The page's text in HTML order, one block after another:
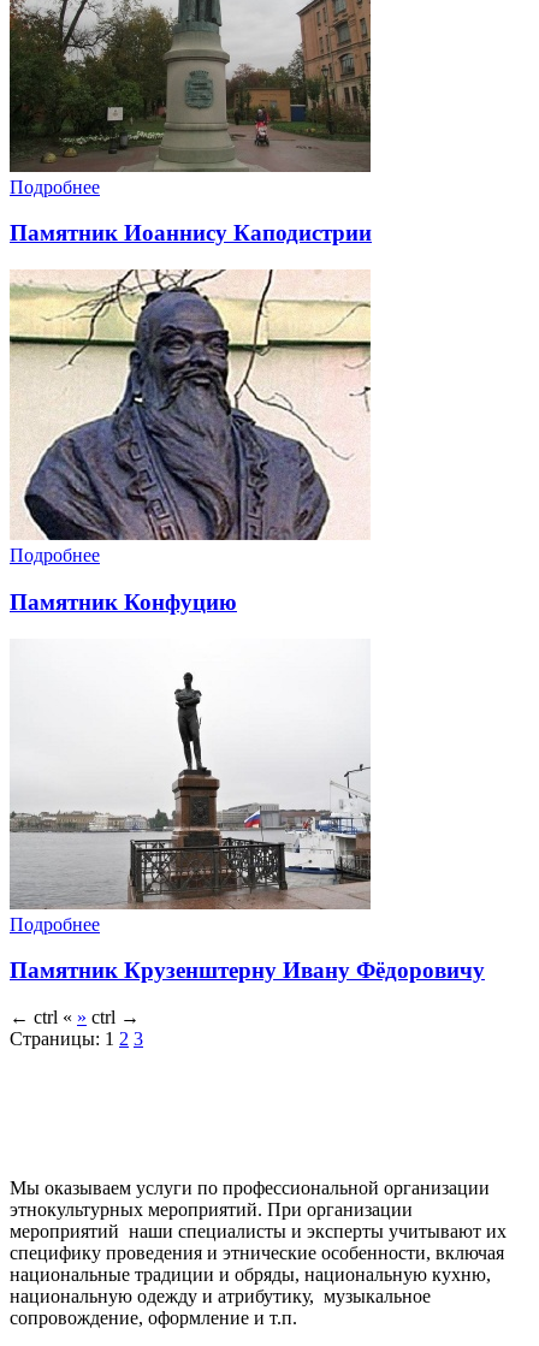
Подробнее
Памятник Иоаннису Каподистрии
Подробнее
Памятник Конфуцию
Подробнее
Памятник Крузенштерну Ивану Фёдоровичу
← ctrl « » ctrl →
Страницы: 1 2 3
Мы оказываем услуги по профессиональной организации
этнокультурных мероприятий. При организации
мероприятий наши специалисты и эксперты учитывают их
специфику проведения и этнические особенности, включая
национальные традиции и обряды, национальную кухню,
национальную одежду и атрибутику, музыкальное
сопровождение, оформление и т.п.